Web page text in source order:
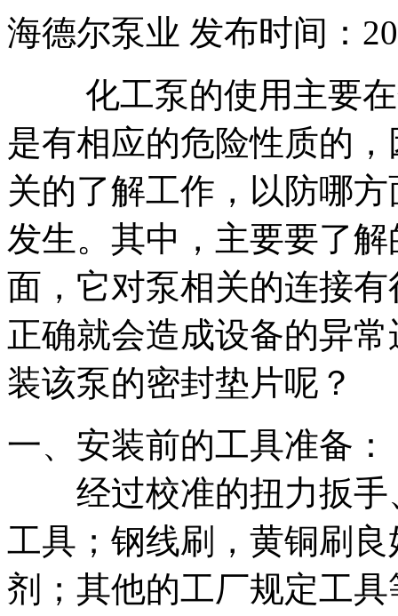
海德尔泵业 发布时间：
化工泵的使用主要在
是有相应的危险性质的
关的了解工作，以防哪
发生。其中，主要要了
面，它对泵相关的连接
正确就会造成设备的异
装该泵的密封垫片呢？
一、安装前的工具准备：
经过校准的扭力扳手
工具；钢线刷，黄铜刷
剂；其他的工厂规定工